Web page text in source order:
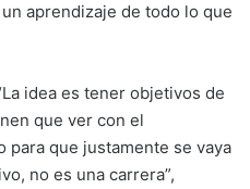
aprendizaje de todo lo que
idea es tener objetivos de
que ver con el
para que justamente se vaya
no es una carrera”,